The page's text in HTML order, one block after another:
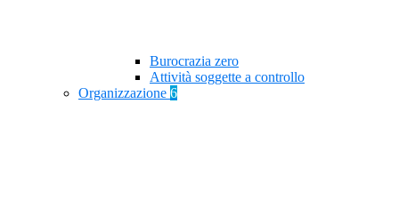
Burocrazia zero
Attività soggette a controllo
Organizzazione 6